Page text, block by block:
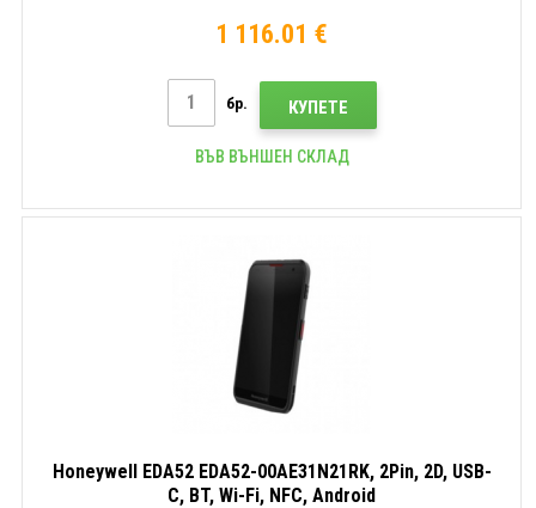
1 116.01 €
бр. КУПЕТЕ
ВЪВ ВЪНШЕН СКЛАД
Honeywell EDA52 EDA52-00AE31N21RK, 2Pin, 2D, USB-
C, BT, Wi-Fi, NFC, Android